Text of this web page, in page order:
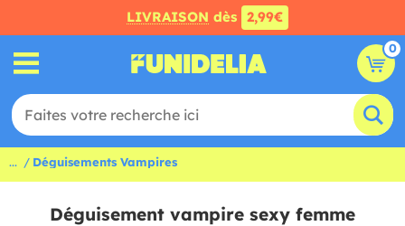
LIVRAISON dès 2,99€
0
... Déguisements Vampires
Déguisement vampire sexy femme